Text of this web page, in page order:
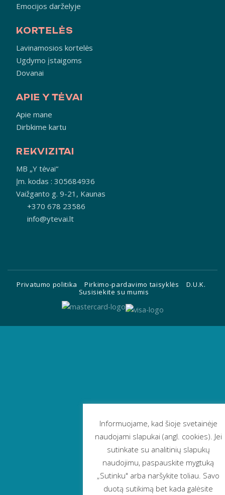
Emocijos darželyje
KORTELĖS
Lavinamosios kortelės
Ugdymo įstaigoms
Dovanai
APIE Y TĖVAI
Apie mane
Dirbkime kartu
REKVIZITAI
MB „Y tėvai“
Įm. kodas : 305684936
Vaižganto g. 9-21, Kaunas
+370 678 23586
info@ytevai.lt
Privatumo politika Pirkimo-pardavimo taisyklės
D.U.K.
Susisiekite su mumis
Informuojame, kad šioje svetainėje
naudojami slapukai (angl. cookies). Jei
sutinkate su analitinių slapukų
naudojimu, paspauskite mygtuką
„Sutinku" arba naršykite toliau. Savo
duotą sutikimą bet kada galėsite